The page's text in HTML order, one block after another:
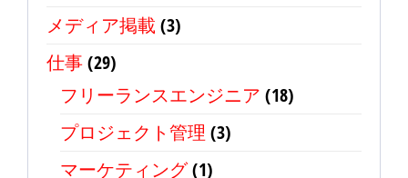
メディア掲載 (3)
仕事(29)
フリーランスエンジニア (18)
プロジェクト管理 (3)
マーケティング(1)